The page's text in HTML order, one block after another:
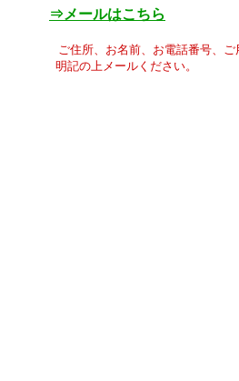
⇒メールはこちら
ご住所、お名前、お電話番号、ご
明記の上メールください。